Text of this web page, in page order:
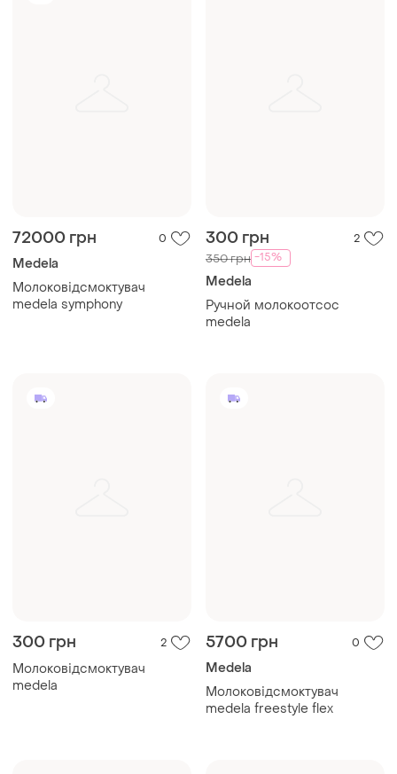
72000 грн 0
Medela
Молоковідсмоктувач
medela symphony
300 грн 2
350 грн -15%
Medela
Ручной молокоотсос
medela
300 грн 2
Молоковідсмоктувач
medela
5700 грн 0
Medela
Молоковідсмоктувач
medela freestyle flex